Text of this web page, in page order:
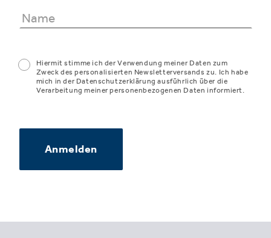
Hiermit stimme ich der Verwendung meiner Daten zum
Zweck des personalisierten Newsletterversands zu. Ich habe
mich in der Datenschutzerklärung ausführlich über die
Verarbeitung meiner personenbezogenen Daten informiert.
Anmelden